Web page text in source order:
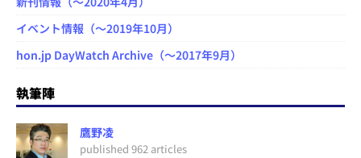
イベント情報（～2019年10月）
hon.jp DayWatch Archive（～2017年9月）
執筆陣
鷹野凌
published 962 articles